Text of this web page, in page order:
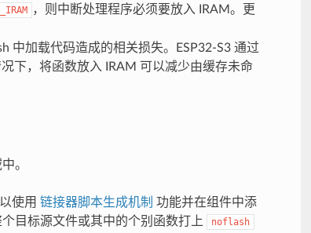
，则中断处理程序必须要放入 IRAM。更
中加载代码造成的相关损失。ESP32-S3 通过
下，将函数放入 IRAM 可以减少由缓存未命
。
使用 链接器脚本生成机制 功能并在组件中添
目标源文件或其中的个别函数打上
noflash